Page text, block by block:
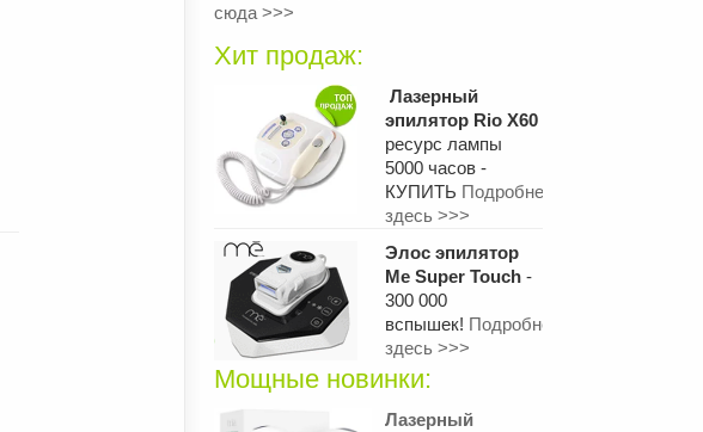
сюда >>>
Хит продаж:
Лазерный
эпилятор Rio X60
ресурс лампы
5000 часов -
КУПИТЬ Подробнее
здесь >>>
Элос эпилятор
Me Super Touch -
300 000
вспышек! Подробнее
здесь >>>
Мощные новинки:
Лазерный